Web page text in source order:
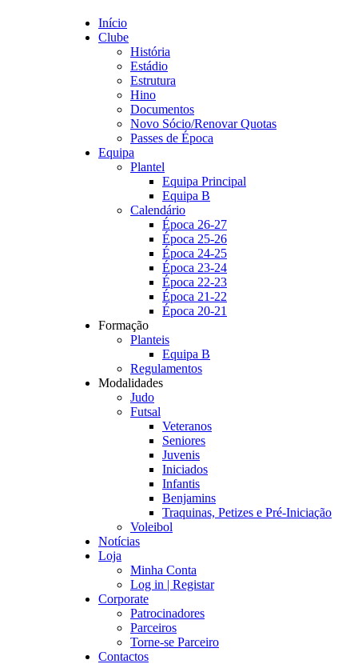
Início
Clube
História
Estádio
Estrutura
Hino
Documentos
Novo Sócio/Renovar Quotas
Passes de Época
Equipa
Plantel
Equipa Principal
Equipa B
Calendário
Época 26-27
Época 25-26
Época 24-25
Época 23-24
Época 22-23
Época 21-22
Época 20-21
Formação
Planteis
Equipa B
Regulamentos
Modalidades
Judo
Futsal
Veteranos
Seniores
Juvenis
Iniciados
Infantis
Benjamins
Traquinas, Petizes e Pré-Iniciação
Voleibol
Notícias
Loja
Minha Conta
Log in | Registar
Corporate
Patrocinadores
Parceiros
Torne-se Parceiro
Contactos